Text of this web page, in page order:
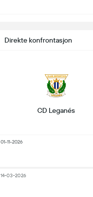
Direkte konfrontasjon
CD Leganés
01-11-2026
14-03-2026